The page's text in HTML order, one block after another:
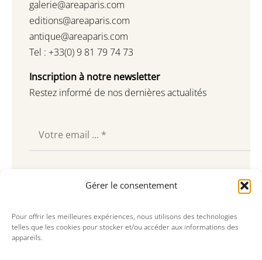
Gérer le consentement
Pour offrir les meilleures expériences, nous utilisons des technologies
telles que les cookies pour stocker et/ou accéder aux informations des
appareils.
galerie@areaparis.com
editions@areaparis.com
antique@areaparis.com
Tel : +33(0) 9 81 79 74 73
Inscription à notre newsletter
Restez informé de nos dernières actualités
Souscrire